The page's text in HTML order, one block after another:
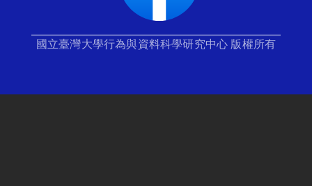
國立臺灣大學行為與資料科學研究中心 版權所有